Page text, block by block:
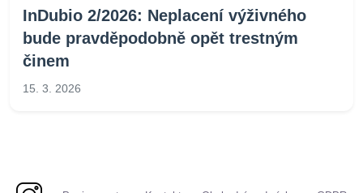
InDubio 2/2026: Neplacení výživného
bude pravděpodobně opět trestným
činem
15. 3. 2026